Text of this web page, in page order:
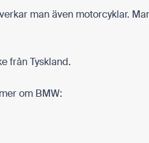
man även motorcyklar.
från Tyskland.
om BMW: